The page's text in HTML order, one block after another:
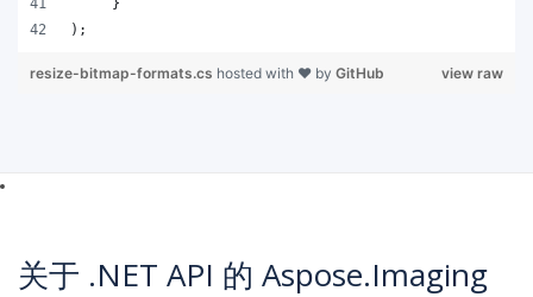
);
view raw
resize-bitmap-formats.cs hosted with ❤ by GitHub
关于 .NET API 的 Aspose.Imaging